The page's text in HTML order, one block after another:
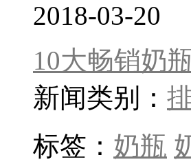
2018-03-20
10大畅销奶
新闻类别：
标签： 奶瓶